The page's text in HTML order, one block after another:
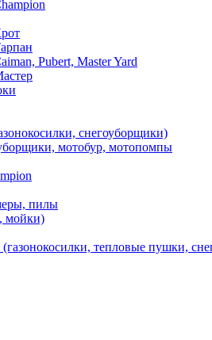
Pubert, Master Yard
снегоуборщики)
мотобур, мотопомпы
пилы
мойки)
(газонокосилки, тепловые пушки,